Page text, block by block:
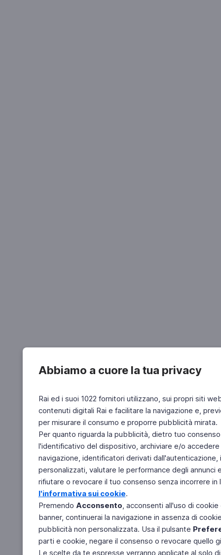
Abbiamo a cuore la tua privacy
Rai ed i suoi 1022 fornitori utilizzano, sui propri siti
contenuti digitali Rai e facilitare la navigazione e,
per misurare il consumo e proporre pubblicità mirata.
Per quanto riguarda la pubblicità, dietro tuo
l'identificativo del dispositivo, archiviare e/o
navigazione, identificatori derivati
personalizzati, valutare le performance degli
rifiutare o revocare il tuo consenso senza incorrere
l'informativa sui cookie.
Premendo Acconsento, acconsenti all'uso di
banner, continuerai la navigazione in assenza di
pubblicità non personalizzata. Usa il pulsante
parti e cookie, negare il consenso o revocare quello
Le scelte da te espresse verranno applicate al solo